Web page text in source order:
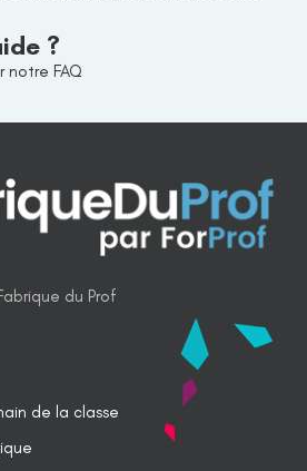
?
notre FAQ
du Prof
de la classe